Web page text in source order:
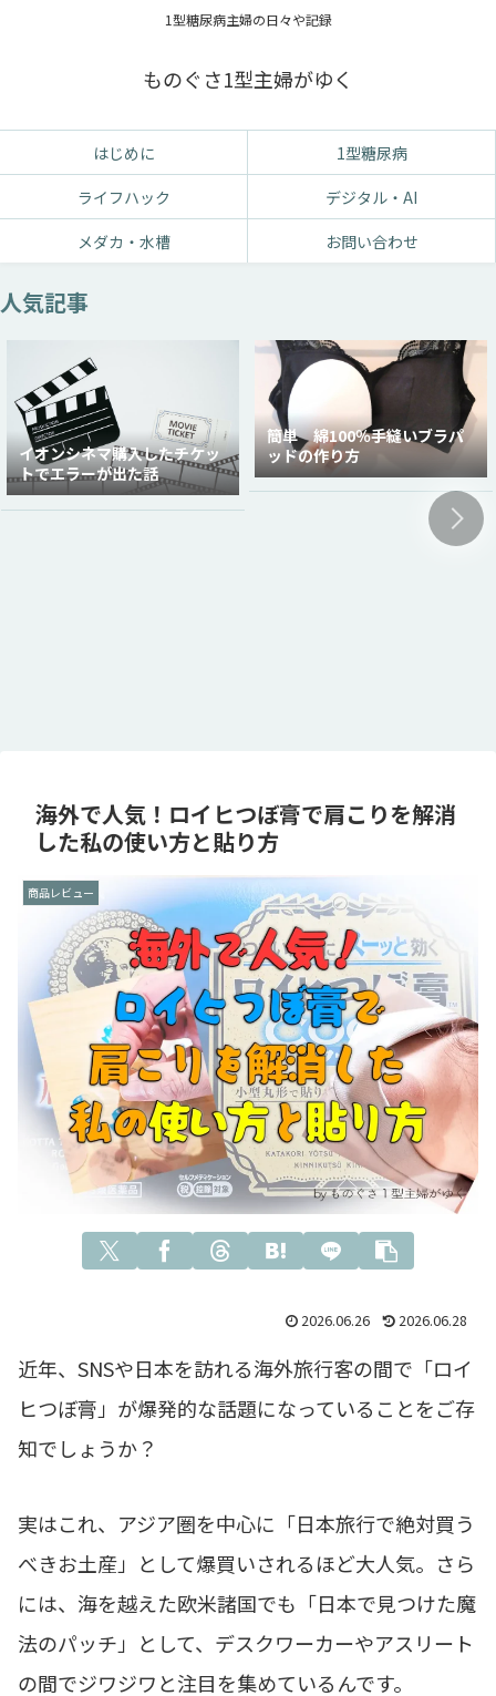
1型糖尿病主婦の日々や記録
ものぐさ1型主婦がゆく
はじめに
1型糖尿病
ライフハック
デジタル・AI
メダカ・水槽
お問い合わせ
人気記事
イオンシネマ購入したチケッ
トでエラーが出た話
簡単 綿100％手縫いブラパ
ッドの作り方
海外で人気！ロイヒつぼ膏で肩こりを解消
した私の使い方と貼り方
商品レビュー
2026.06.26 2026.06.28
近年、SNSや日本を訪れる海外旅行客の間で「ロイ
ヒつぼ膏」が爆発的な話題になっていることをご存
知でしょうか？
実はこれ、アジア圏を中心に「日本旅行で絶対買う
べきお土産」として爆買いされるほど大人気。さら
には、海を越えた欧米諸国でも「日本で見つけた魔
法のパッチ」として、デスクワーカーやアスリート
の間でジワジワと注目を集めているんです。